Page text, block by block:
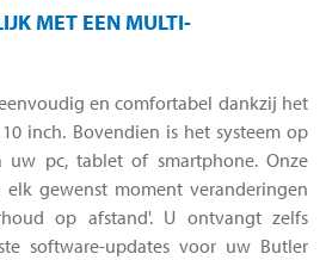
MET EEN MULTI-
en comfortabel dankzij het
inch. Bovendien is het systeem op
uw pc, tablet of smartphone. Onze
gewenst moment veranderingen
op afstand'. U ontvangt zelfs
software-updates voor uw Butler